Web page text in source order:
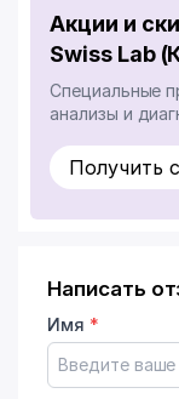
Акции и
Swiss Lab
Специальные
анализы и
Получить
Написать
Имя *